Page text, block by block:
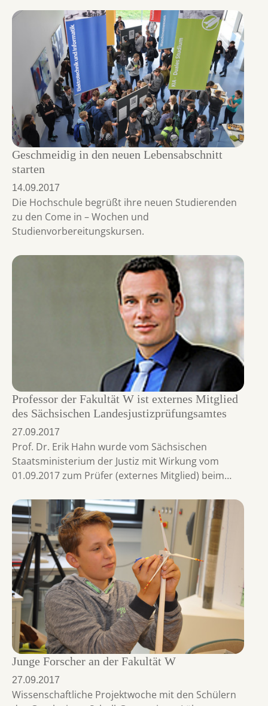
Geschmeidig in den neuen Lebensabschnitt
starten
14.09.2017
Die Hochschule begrüßt ihre neuen Studierenden
zu den Come in – Wochen und
Studienvorbereitungskursen.
Professor der Fakultät W ist externes Mitglied
des Sächsischen Landesjustizprüfungsamtes
27.09.2017
Prof. Dr. Erik Hahn wurde vom Sächsischen
Staatsministerium der Justiz mit Wirkung vom
01.09.2017 zum Prüfer (externes Mitglied) beim…
Junge Forscher an der Fakultät W
27.09.2017
Wissenschaftliche Projektwoche mit den Schülern